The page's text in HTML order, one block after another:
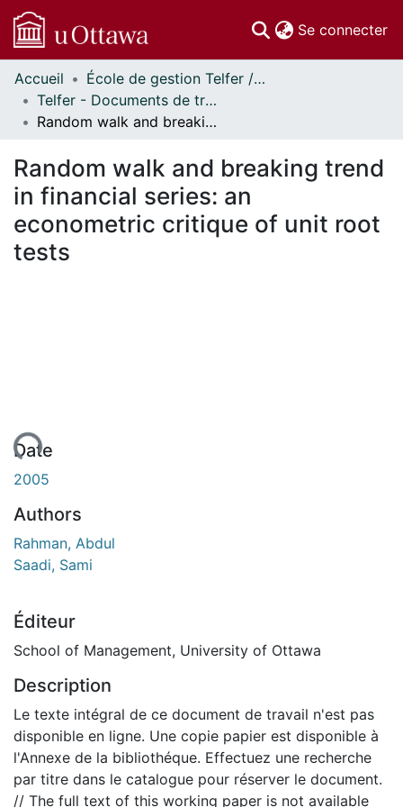
Se connecter
Communautés
et collections
Parcourir
À propos
Accueil
École de gestion Telfer // Telfer School of Management
Telfer - Documents de travail // Telfer - Working Papers
Random walk and breaking trend in financial series: an econometric critique of unit root tests
Random walk and breaking trend
in financial series: an
econometric critique of unit root
tests
Date
2005
Authors
Rahman, Abdul
Saadi, Sami
Éditeur
School of Management, University of Ottawa
Description
Le texte intégral de ce document de travail n'est pas
disponible en ligne. Une copie papier est disponible à
l'Annexe de la bibliothéque. Effectuez une recherche
par titre dans le catalogue pour réserver le document.
// The full text of this working paper is not available